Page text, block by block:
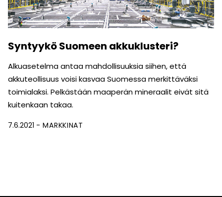
Syntyykö Suomeen akkuklusteri?
Alkuasetelma antaa mahdollisuuksia siihen, että
akkuteollisuus voisi kasvaa Suomessa merkittäväksi
toimialaksi. Pelkästään maaperän mineraalit eivät sitä
kuitenkaan takaa.
7.6.2021 MARKKINAT